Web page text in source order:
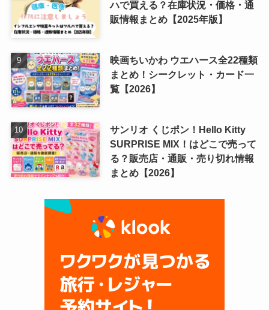
ハで買える？在庫状況・価格・通
販情報まとめ【2025年版】
映画ちいかわ ウエハース全22種類
まとめ！シークレット・カード一
覧【2026】
サンリオ くじポン！Hello Kitty
SURPRISE MIX！はどこで売って
る？販売店・通販・売り切れ情報
まとめ【2026】